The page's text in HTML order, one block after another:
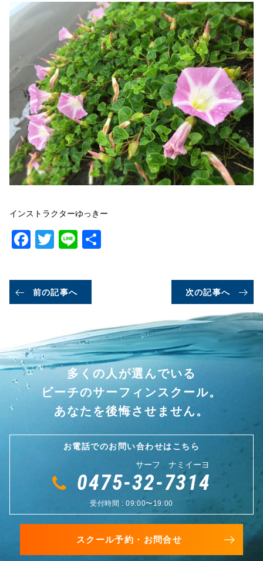
インストラクターゆっきー
Facebook
Twitter
Line
前の記事へ 次の記事へ
多くの人が選んでいる
ビーチのサーフィンスクール。
あなたを後悔させません。
お電話でのお問い合わせはこちら
サーフ ナミイーヨ
0475-32-7314
受付時間 : 09:00〜19:00
スクール予約・お問合せ